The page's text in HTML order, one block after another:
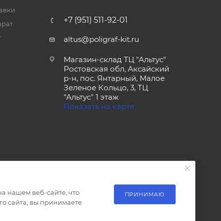
+7 (951) 511-92-01
altus@poligraf-kit.ru
Магазин-склад ТЦ "Альтус"
Ростовская обл, Аксайский
р-н, пос. Янтарный, Малое
Зеленое Кольцо, 3, ТЦ
"Альтус" 1 этаж
Показать на карте
нашем веб-сайте, что
сайта, вы принимаете
ПРИНИМАЮ